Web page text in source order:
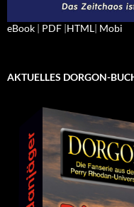
eBook | PDF |HTML| Mobi
AKTUELLES DORGON-